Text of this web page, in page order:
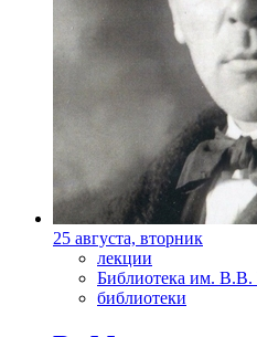
25 августа, вторник
лекции
Библиотека им. В.В.
библиотеки